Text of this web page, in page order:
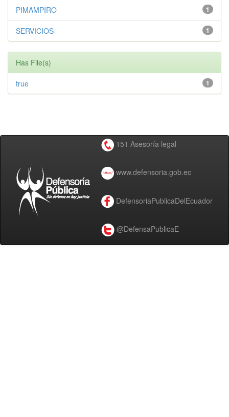
1
PIMAMPIRO
1
SERVICIOS
Has File(s)
1
true
151 Asesoría legal
www.defensoria.gob.ec
DefensoriaPublicaDelEcuador
@DefensaPublicaE